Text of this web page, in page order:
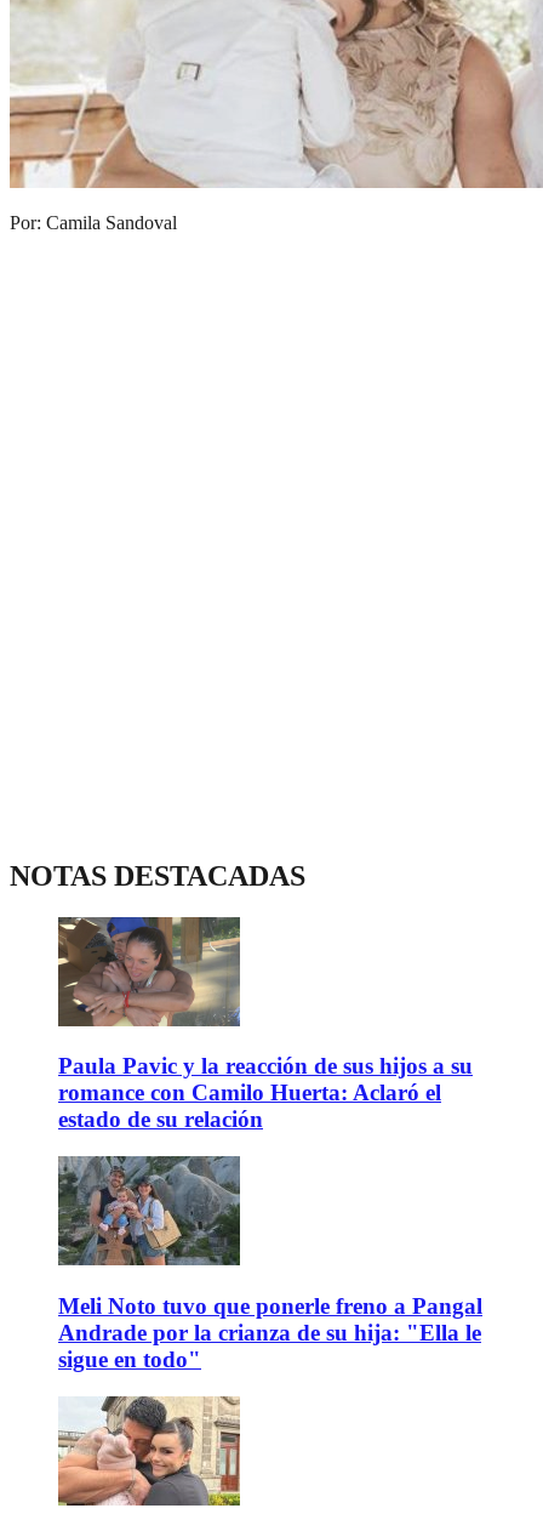
Por: Camila Sandoval
NOTAS DESTACADAS
Paula Pavic y la reacción de sus hijos a su
romance con Camilo Huerta: Aclaró el
estado de su relación
Meli Noto tuvo que ponerle freno a Pangal
Andrade por la crianza de su hija: "Ella le
sigue en todo"